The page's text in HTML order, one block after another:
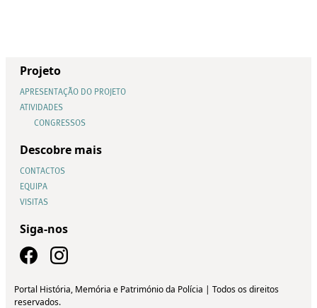
Projeto
APRESENTAÇÃO DO PROJETO
ATIVIDADES
CONGRESSOS
Descobre mais
CONTACTOS
EQUIPA
VISITAS
Siga-nos
Portal História, Memória e Património da Polícia | Todos os direitos
reservados.